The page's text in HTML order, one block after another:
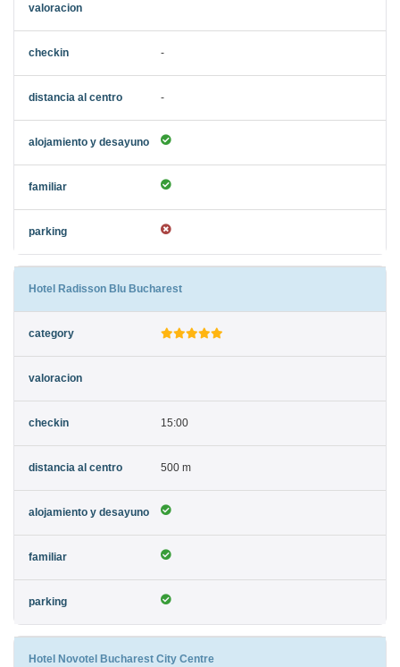
-
-
Hotel Radisson Blu Bucharest
15:00
500 m
Hotel Novotel Bucharest City Centre